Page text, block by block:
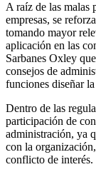
A raíz de las malas
empresas, se
tomando mayor
aplicación en las
Sarbanes Oxley
consejos de
funciones diseñar
Dentro de las
participación de
administración, ya
con la
conflicto de interés.